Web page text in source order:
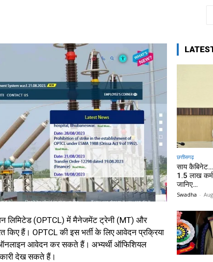
लिमिटेड (OPTCL) में मैनेजमेंट ट्रेनी (MT) और
हैं। OPTCL की इस भर्ती के लिए आवेदन प्रक्रिया
आवेदन कर सकते हैं। अभ्यर्थी ऑफिशियल
देख सकते हैं।
छत्तीसगढ़
साय
1.5 लाख
जानिए…
Swadha -